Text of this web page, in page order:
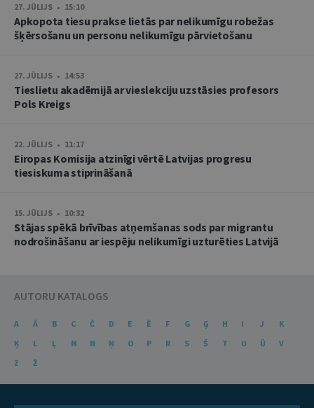
27. JŪLIJS • 15:10
Apkopota tiesu prakse lietās par nelikumīgu robežas
šķērsošanu un personu nelikumīgu pārvietošanu
27. JŪLIJS • 14:53
Tieslietu akadēmijā ar vieslekciju uzstāsies profesors
Pols Kreigs
22. JŪLIJS • 11:17
Eiropas Komisija atzinīgi vērtē Latvijas progresu
tiesiskuma stiprināšanā
15. JŪLIJS • 10:32
Stājas spēkā brīvības atņemšanas sods par migrantu
nodrošināšanu ar iespēju nelikumīgi uzturēties Latvijā
AUTORU KATALOGS
A Ā B C Č D E Ē F G Ģ H I J
K
Ķ
L Ļ M N Ņ O P R S Š T U Ū
V
Z
Ž